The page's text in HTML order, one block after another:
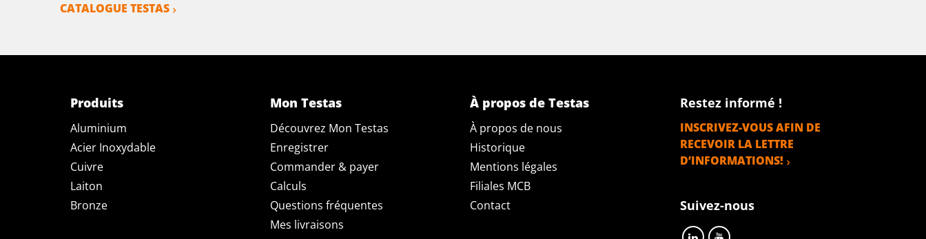
CATALOGUE TESTAS
Produits
Aluminium
Acier Inoxydable
Cuivre
Laiton
Bronze
Mon Testas
Découvrez Mon Testas
Enregistrer
Commander & payer
Calculs
Questions fréquentes
Mes livraisons
À propos de Testas
À propos de nous
Historique
Mentions légales
Filiales MCB
Contact
Restez informé !
INSCRIVEZ-VOUS AFIN DE
RECEVOIR LA LETTRE
D’INFORMATIONS!
Suivez-nous